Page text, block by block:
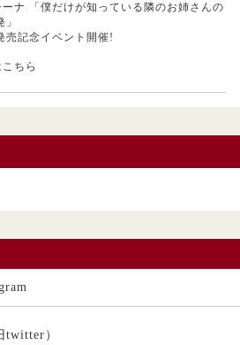
ナ
「僕だけが知っている隣のお姉さんの
売記念イベント開催!
ちら
）